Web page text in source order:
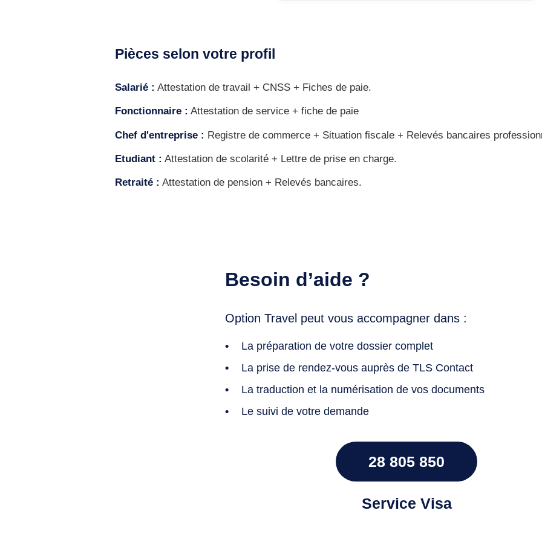
Pièces selon votre profil
Salarié : Attestation de travail + CNSS + Fiches de paie.
Fonctionnaire : Attestation de service + fiche de paie
Chef d'entreprise : Registre de commerce + Situation fiscale + Relevés bancaires
Etudiant : Attestation de scolarité + Lettre de prise en charge.
Retraité : Attestation de pension + Relevés bancaires.
Besoin d’aide ?
Option Travel peut vous accompagner dans :
La préparation de votre dossier complet
La prise de rendez-vous auprès de TLS Contact
La traduction et la numérisation de vos documents
Le suivi de votre demande
28 805 850
Service Visa